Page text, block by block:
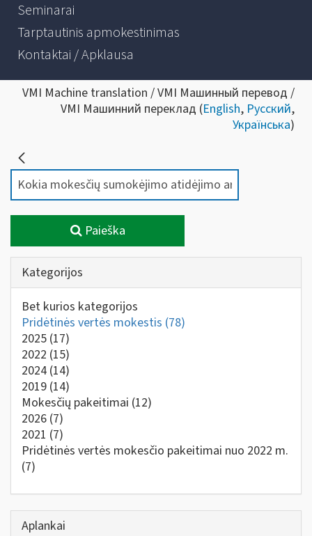
Seminarai
Tarptautinis apmokestinimas
Kontaktai / Apklausa
VMI Machine translation / VMI Машинный перевод /
VMI Машинний переклад (English, Русский,
Українська)
Paieška
Kategorijos
Bet kurios kategorijos
Pridėtinės vertės mokestis (78)
2025 (17)
2022 (15)
2024 (14)
2019 (14)
Mokesčių pakeitimai (12)
2026 (7)
2021 (7)
Pridėtinės vertės mokesčio pakeitimai nuo 2022 m.
(7)
Aplankai